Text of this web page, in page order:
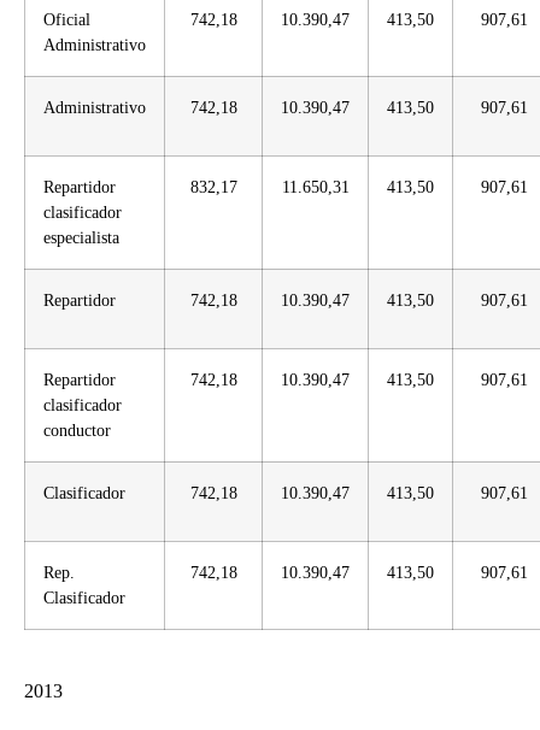
Oficial
Administrativo
742,18 10.390,47 413,50 907,61
Administrativo 742,18 10.390,47 413,50 907,61
Repartidor
clasificador
especialista
832,17 11.650,31 413,50 907,61
Repartidor 742,18 10.390,47 413,50 907,61
Repartidor
clasificador
conductor
742,18 10.390,47 413,50 907,61
Clasificador 742,18 10.390,47 413,50 907,61
Rep.
Clasificador
742,18 10.390,47 413,50 907,61
2013